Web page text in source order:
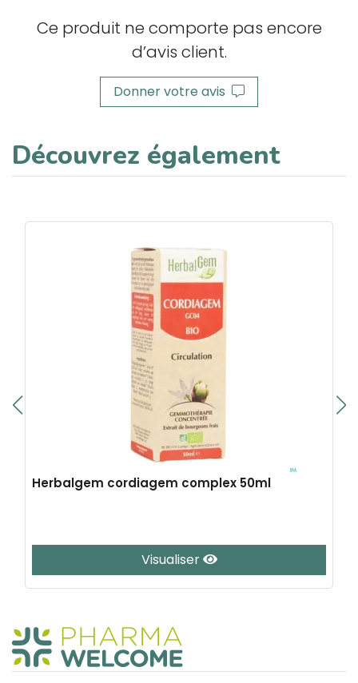
Ce produit ne comporte pas encore
d’avis client.
Donner votre avis
Découvrez également
Herbalgem cordiagem complex 50ml
Visualiser